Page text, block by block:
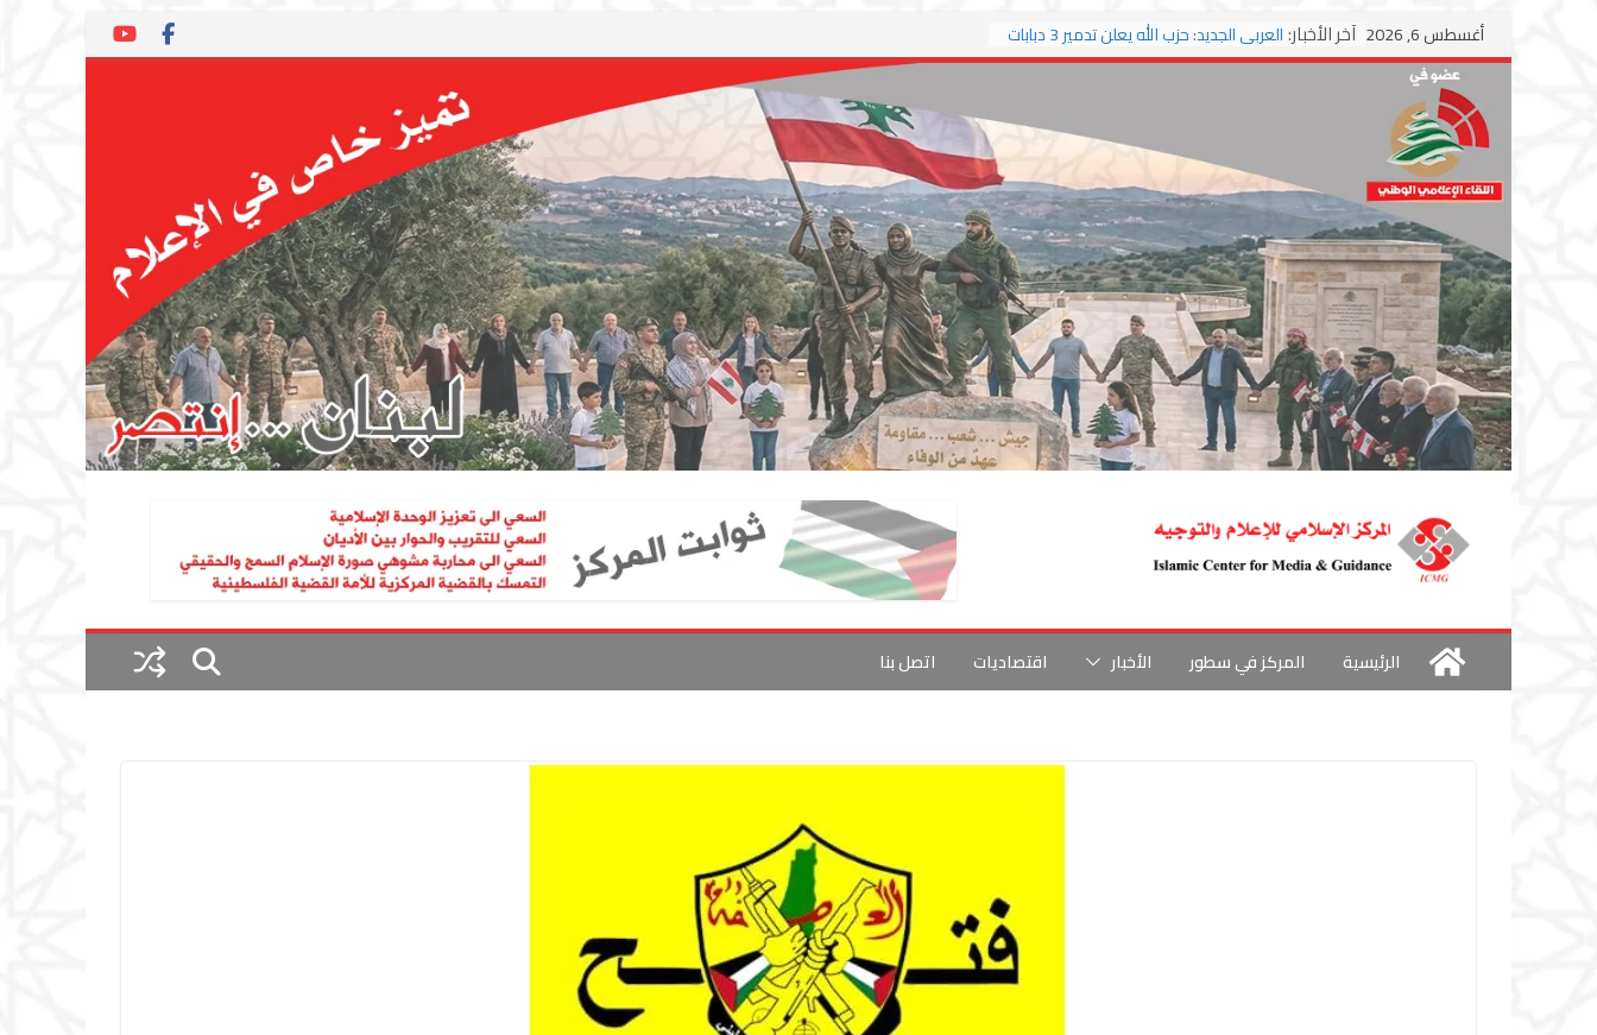
Skip
to
content
أغسطس 6, 2026 آخر الأخبار: العربي الجديد: حزب الله يعلن تدمير 3 دبابات
وسط اشتباكات مع جيش الاحتلال
الجمهورية: إسرائيل إلى واشنطن بخريطة
احتلال جديدة ولبنان أمام اختبار التفاوض
بزشكيان وترامب يوقعان اتفاق إسلام آباد
تمهيداً لاستئناف المفاوضات
استهداف دراجة نارية على طريق العباسية
وغارة على أطراف البيسارية فجرا
الرئيسية المركز في سطور الأخبار اقتصاديات اتصل بنا